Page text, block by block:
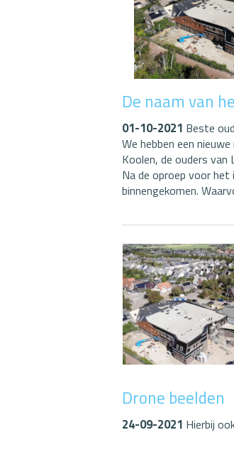
De naam van
01-10-2021 Beste
We hebben een
Koolen, de ouders van
Na de oproep voor
binnengekomen.
Drone beelden
24-09-2021 Hierbij